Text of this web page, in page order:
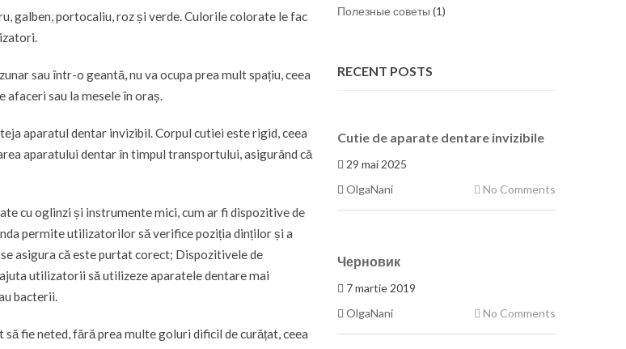
galben, portocaliu, roz și verde. Culorile colorate le fac
sau într-o geantă, nu va ocupa prea mult spațiu, ceea
sau la mesele în oraș.
aparatul dentar invizibil. Corpul cutiei este rigid, ceea
aparatului dentar în timpul transportului, asigurând că
cu oglinzi și instrumente mici, cum ar fi dispozitive de
permite utilizatorilor să verifice poziția dinților și a
asigura că este purtat corect; Dispozitivele de
utilizatorii să utilizeze aparatele dentare mai
bacterii.
fie neted, fără prea multe goluri dificil de curățat, ceea
Полезные советы (1)
RECENT POSTS
Cutie de aparate dentare invizibile
29 mai 2025
OlgaNani
No Comments
Черновик
7 martie 2019
OlgaNani
No Comments